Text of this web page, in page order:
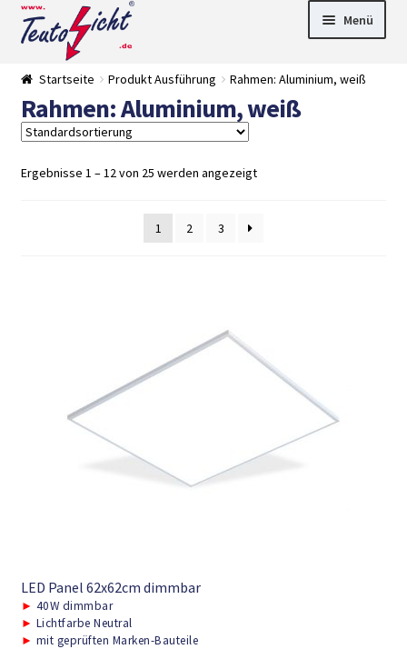
Zur
Navigation
springen
Springe
zum
Menü
► LED Panel
►
Pflanzenlich
►
Startseite Produkt Ausführung Rahmen: Aluminium, weiß
Rahmen: Aluminium, weiß
Ergebnisse 1 – 12 von 25 werden angezeigt
1 2 3
LED Panel 62x62cm dimmbar
► 40W dimmbar
► Lichtfarbe Neutral
► mit geprüften Marken-Bauteile